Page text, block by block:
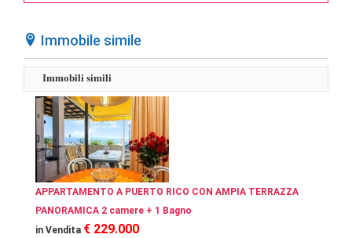
Immobile simile
Immobili simili
APPARTAMENTO A PUERTO RICO CON AMPIA TERRAZZA
PANORAMICA 2 camere + 1 Bagno
in Vendita € 229.000